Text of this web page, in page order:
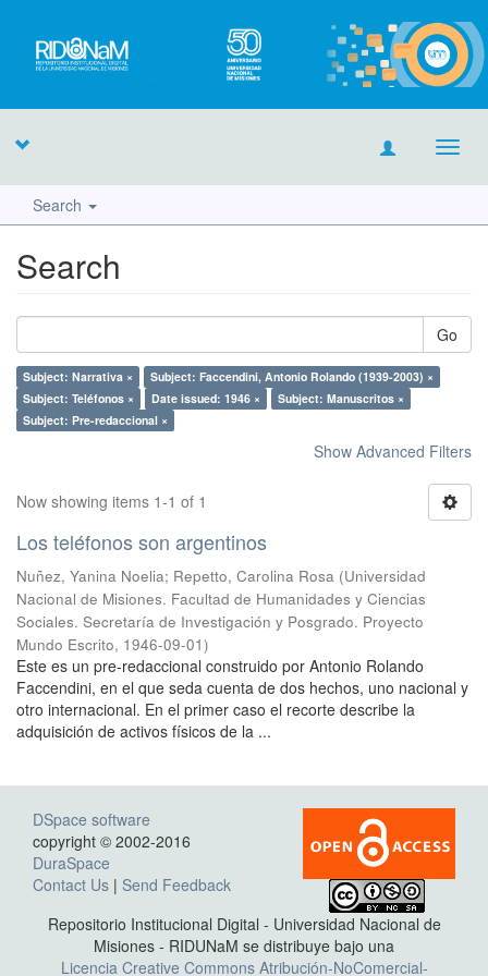
Search
Search
Go
Subject: Narrativa ×
Subject: Faccendini, Antonio Rolando (1939-2003) ×
Subject: Teléfonos ×
Date issued: 1946 ×
Subject: Manuscritos ×
Subject: Pre-redaccional ×
Show Advanced Filters
Now showing items 1-1 of 1
Los teléfonos son argentinos
Nuñez, Yanina Noelia; Repetto, Carolina Rosa (Universidad
Nacional de Misiones. Facultad de Humanidades y Ciencias
Sociales. Secretaría de Investigación y Posgrado. Proyecto
Mundo Escrito, 1946-09-01)
Este es un pre-redaccional construido por Antonio Rolando
Faccendini, en el que seda cuenta de dos hechos, uno nacional y
otro internacional. En el primer caso el recorte describe la
adquisición de activos físicos de la ...
DSpace software
copyright © 2002-2016
DuraSpace
Contact Us | Send Feedback
Repositorio Institucional Digital - Universidad Nacional de
Misiones - RIDUNaM se distribuye bajo una
Licencia Creative Commons Atribución-NoComercial-